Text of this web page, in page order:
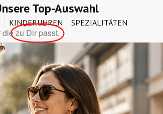
Top-Auswahl
KINDERUHREN SPEZIALITÄTEN
diezu Dir passt.